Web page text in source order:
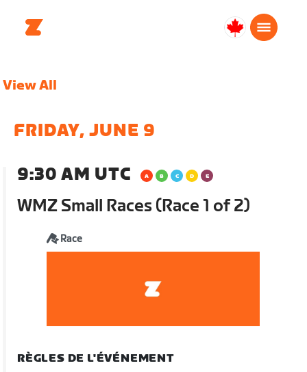
Canada
View All
FRIDAY, JUNE 9
9:30 AM UTC
WMZ Small Races (Race 1 of 2)
Race
RÈGLES DE L'ÉVÉNEMENT